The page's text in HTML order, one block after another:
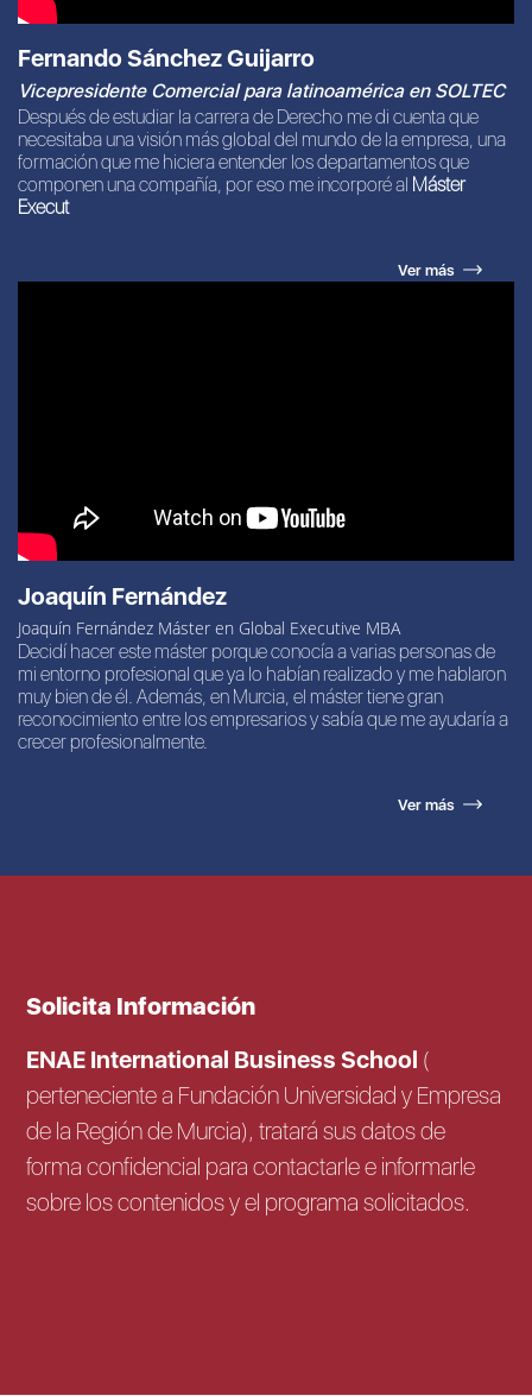
Fernando Sánchez Guijarro
Vicepresidente Comercial para latinoamérica en SOLTEC
Después de estudiar la carrera de Derecho me di cuenta que
necesitaba una visión más global del mundo de la empresa, una
formación que me hiciera entender los departamentos que
componen una compañía, por eso me incorporé al Máster
Execut
Ver más
Joaquín Fernández
Joaquín Fernández Máster en Global Executive MBA
Decidí hacer este máster porque conocía a varias personas de
mi entorno profesional que ya lo habían realizado y me hablaron
muy bien de él. Además, en Murcia, el máster tiene gran
reconocimiento entre los empresarios y sabía que me ayudaría a
crecer profesionalmente.
Ver más
Solicita Información
ENAE International Business School (
perteneciente a Fundación Universidad y Empresa
de la Región de Murcia), tratará sus datos de
forma confidencial para contactarle e informarle
sobre los contenidos y el programa solicitados.